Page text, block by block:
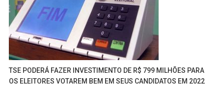
TSE PODERÁ FAZER INVESTIMENTO DE R$ 799 MILHÕES PARA
OS ELEITORES VOTAREM BEM EM SEUS CANDIDATOS EM 2022